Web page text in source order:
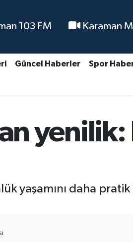
103 FM Karaman
Güncel Haberler Spor
yaşamını daha